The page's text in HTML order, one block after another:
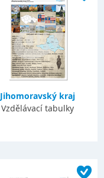
Jihomoravský kraj
Vzdělávací tabulky